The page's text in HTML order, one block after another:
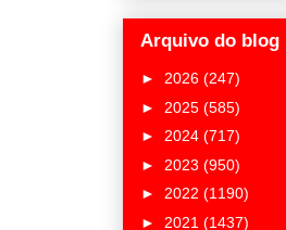
Arquivo do blog
► 2026 (247)
► 2025 (585)
► 2024 (717)
► 2023 (950)
► 2022 (1190)
► 2021 (1437)